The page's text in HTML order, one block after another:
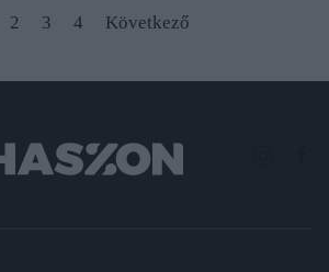
2 3 4 Következő